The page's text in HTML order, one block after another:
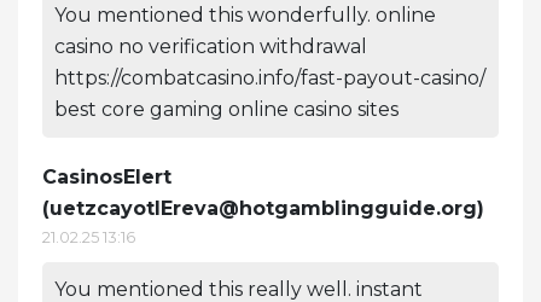
You mentioned this wonderfully. online
casino no verification withdrawal
https://combatcasino.info/fast-payout-casino/
best core gaming online casino sites
CasinosElert
(uetzcayotlEreva@hotgamblingguide.org)
21.02.25 13:16
You mentioned this really well. instant